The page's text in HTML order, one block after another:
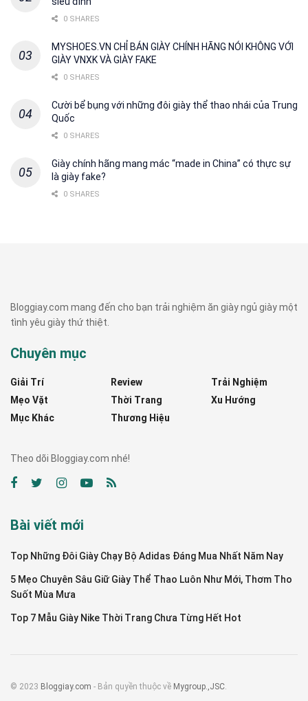
0 SHARES
MYSHOES.VN CHỈ BÁN GIÀY CHÍNH HÃNG NÓI KHÔNG VỚI
GIÀY VNXK VÀ GIÀY FAKE
0 SHARES
Cười bể bụng với những đôi giày thể thao nhái của Trung
Quốc
0 SHARES
Giày chính hãng mang mác “made in China” có thực sự
là giày fake?
0 SHARES
Bloggiay.com mang đến cho bạn trải nghiệm ăn giày ngủ giày một
tình yêu giày thứ thiệt.
Chuyên mục
Giải Trí
Mẹo Vặt
Mục Khác
Review
Thời Trang
Thương Hiệu
Trải Nghiệm
Xu Hướng
Theo dõi Bloggiay.com nhé!
Bài viết mới
Top Những Đôi Giày Chạy Bộ Adidas Đáng Mua Nhất Năm Nay
5 Mẹo Chuyên Sâu Giữ Giày Thể Thao Luôn Như Mới, Thơm Tho
Suốt Mùa Mưa
Top 7 Mẫu Giày Nike Thời Trang Chưa Từng Hết Hot
© 2023 Bloggiay.com - Bản quyền thuộc về Mygroup.,JSC.